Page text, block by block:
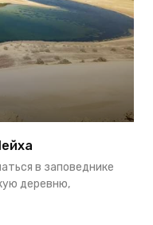
в заповеднике
деревню,